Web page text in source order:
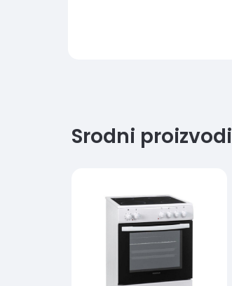
Srodni proizvodi